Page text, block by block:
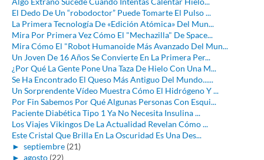
El Dedo De Un “robodoctor” Puede Tomarte El Pulso ...
La Primera Tecnología De «Edición Atómica» Del Mun...
Mira Por Primera Vez Cómo El "Mechazilla" De Space...
Mira Cómo El "Robot Humanoide Más Avanzado Del Mun...
Un Joven De 16 Años Se Convierte En La Primera Per...
¿Por Qué La Gente Pone Una Taza De Hielo Con Una M...
Se Ha Encontrado El Queso Más Antiguo Del Mundo......
Un Sorprendente Vídeo Muestra Cómo El Hidrógeno Y ...
Por Fin Sabemos Por Qué Algunas Personas Con Esqui...
Paciente Diabética Tipo 1 Ya No Necesita Insulina ...
Los Viajes Vikingos De La Actualidad Revelan Cómo ...
Este Cristal Que Brilla En La Oscuridad Es Una Des...
► septiembre (21)
► agosto (22)